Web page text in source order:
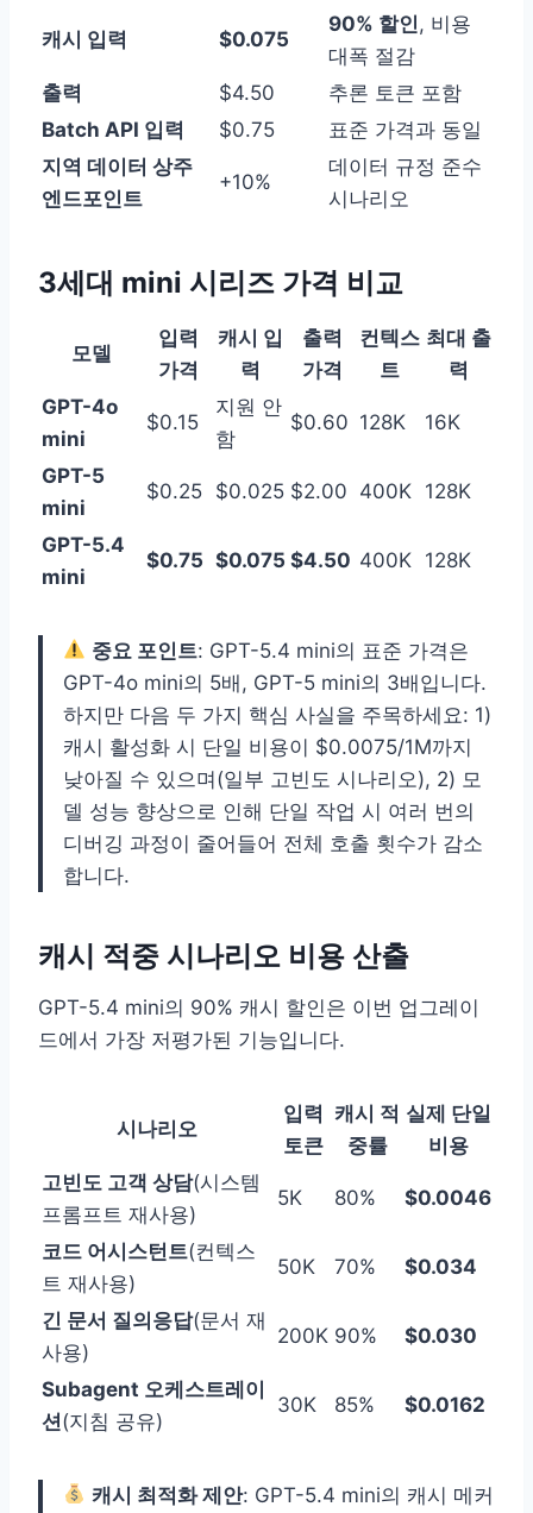
캐시 입력 $0.075
90% 할인 , 비용
대폭 절감
출력
$4.50
추론 토큰 포함
Batch API 입력
$0.75
표준 가격과 동일
지역 데이터 상주
엔드포인트
+10%
데이터 규정 준수
시나리오
3세대 mini 시리즈 가격 비교
모델
입력
가격
캐시 입
력
출력
가격
컨텍스
트
최대 출
력
GPT-4o
mini
$0.15
지원 안
함
$0.60 128K 16K
GPT-5
mini
$0.25 $0.025 $2.00 400K 128K
GPT-5.4
mini
$0.75 $0.075 $4.50 400K 128K
중요 포인트: GPT-5.4 mini의 표준 가격은
GPT-4o mini의 5배, GPT-5 mini의 3배입니다.
하지만 다음 두 가지 핵심 사실을 주목하세요: 1)
캐시 활성화 시 단일 비용이 $0.0075/1M까지
낮아질 수 있으며(일부 고빈도 시나리오), 2) 모
델 성능 향상으로 인해 단일 작업 시 여러 번의
디버깅 과정이 줄어들어 전체 호출 횟수가 감소
합니다.
캐시 적중 시나리오 비용 산출
GPT-5.4 mini의 90% 캐시 할인은 이번 업그레이
드에서 가장 저평가된 기능입니다.
시나리오
입력
토큰
캐시 적
중률
실제 단일
비용
고빈도 고객 상담(시스템
프롬프트 재사용)
5K 80% $0.0046
코드 어시스턴트(컨텍스
트 재사용)
50K 70% $0.034
긴 문서 질의응답(문서 재
사용)
200K 90% $0.030
Subagent 오케스트레이
션(지침 공유)
30K 85% $0.0162
캐시 최적화 제안: GPT-5.4 mini의 캐시 메커